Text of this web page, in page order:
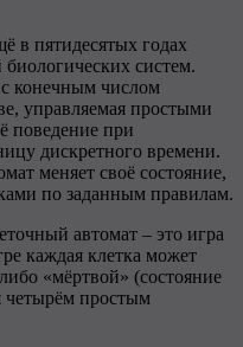
в пятидесятых годах
систем.
конечным числом
управляемая простыми
поведение при
дискретного времени.
меняет своё состояние,
по заданным правилам.
автомат – это игра
каждая клетка может
«мёртвой» (состояние
четырём простым